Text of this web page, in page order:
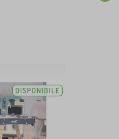
DISPONIBILE